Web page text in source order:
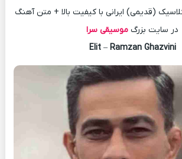
(قدیمی) ایرانی با کیفیت بالا + متن آهنگ
در سایت بزرگ موسیقی سرا
Elit– Ramzan Ghazvini